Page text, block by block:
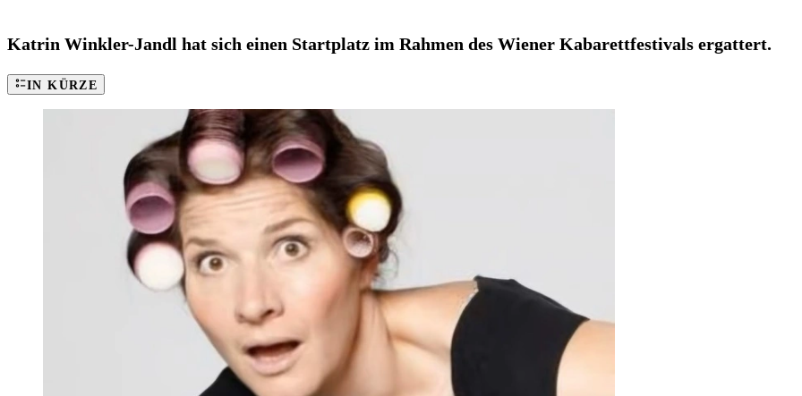
Katrin Winkler-Jandl hat sich einen Startplatz im Rahmen des Wiener Kabarettfestivals ergattert.
IN KÜRZE